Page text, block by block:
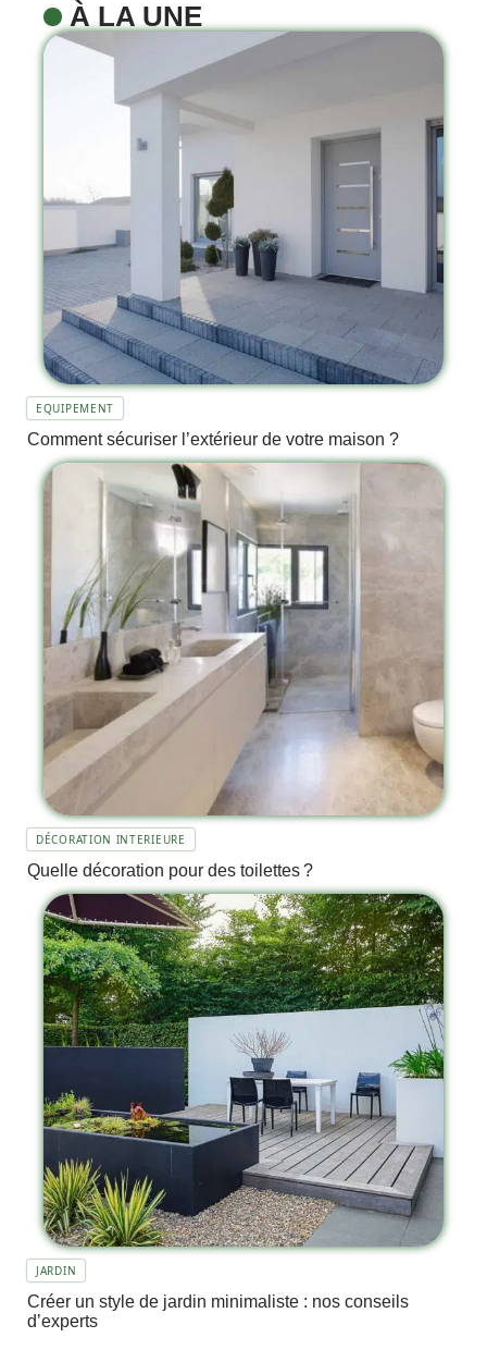
À LA UNE
EQUIPEMENT
Comment sécuriser l’extérieur de votre maison ?
DÉCORATION INTERIEURE
Quelle décoration pour des toilettes ?
JARDIN
Créer un style de jardin minimaliste : nos conseils
d’experts